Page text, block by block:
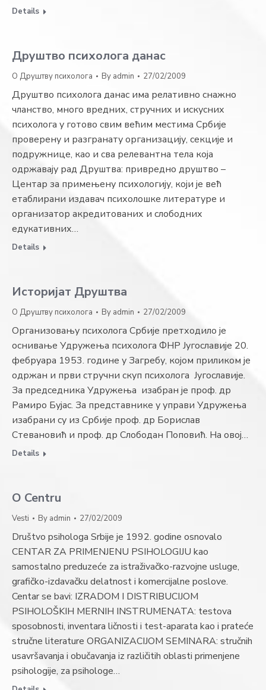
Details
Друштво психолога данас
О Друштву психолога By admin 27/02/2009
Друштво психолога данас има релативно снажно
чланство, много вредних, стручних и искусних
психолога у готово свим већим местима Србије
проверену и разгранату организацију, секције и
подружнице, као и сва релевантна тела која
одржавају рад Друштва: привредно друштво –
Центар за примењену психологију, који је већ
етаблирани издавач психолошке литературе и
организатор акредитованих и слободних
едукативних…
Details
Историјат Друштва
О Друштву психолога By admin 27/02/2009
Организовању психолога Србије претходило је
оснивање Удружења психолога ФНР Југославије 20.
фебруара 1953. године у Загребу, којом приликом је
одржан и први стручни скуп психолога Југославије.
За председника Удружења изабран је проф. др
Рамиро Бујас. За представнике у управи Удружења
изабрани су из Србије проф. др Борислав
Стевановић и проф. др Слободан Поповић. На овој…
Details
O Centru
Vesti By admin 27/02/2009
Društvo psihologa Srbije je 1992. godine osnovalo
CENTAR ZA PRIMENJENU PSIHOLOGIJU kao
samostalno preduzeće za istraživačko-razvojne usluge,
grafičko-izdavačku delatnost i komercijalne poslove.
Centar se bavi: IZRADOM I DISTRIBUCIJOM
PSIHOLOŠKIH MERNIH INSTRUMENATA: testova
sposobnosti, inventara ličnosti i test-aparata kao i prateće
stručne literature ORGANIZACIJOM SEMINARA: stručnih
usavršavanja i obučavanja iz različitih oblasti primenjene
psihologije, za psihologe…